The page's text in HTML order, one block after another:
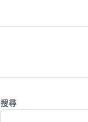
搜尋